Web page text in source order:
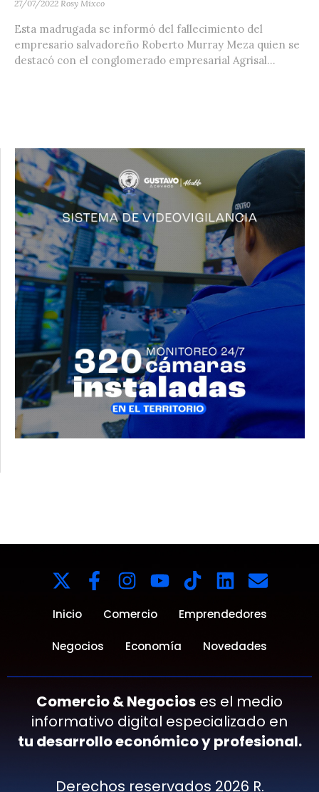
27/07/2022 Rosy Mixco
Esta madrugada se informó del fallecimiento del
empresario salvadoreño Roberto Murray Meza quien se
destacó con el conglomerado empresarial Agrisal...
Inicio Comercio Emprendedores
Negocios Economía Novedades
Comercio & Negocios es el medio
informativo digital especializado en
tu desarrollo económico y profesional.
Derechos reservados 2026 R.